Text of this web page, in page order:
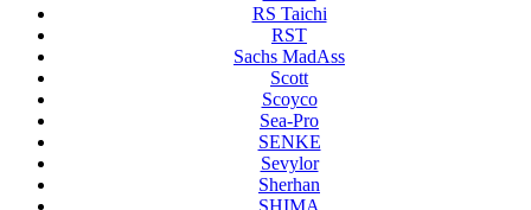
RS Taichi
RST
Sachs MadAss
Scott
Scoyco
Sea-Pro
SENKE
Sevylor
Sherhan